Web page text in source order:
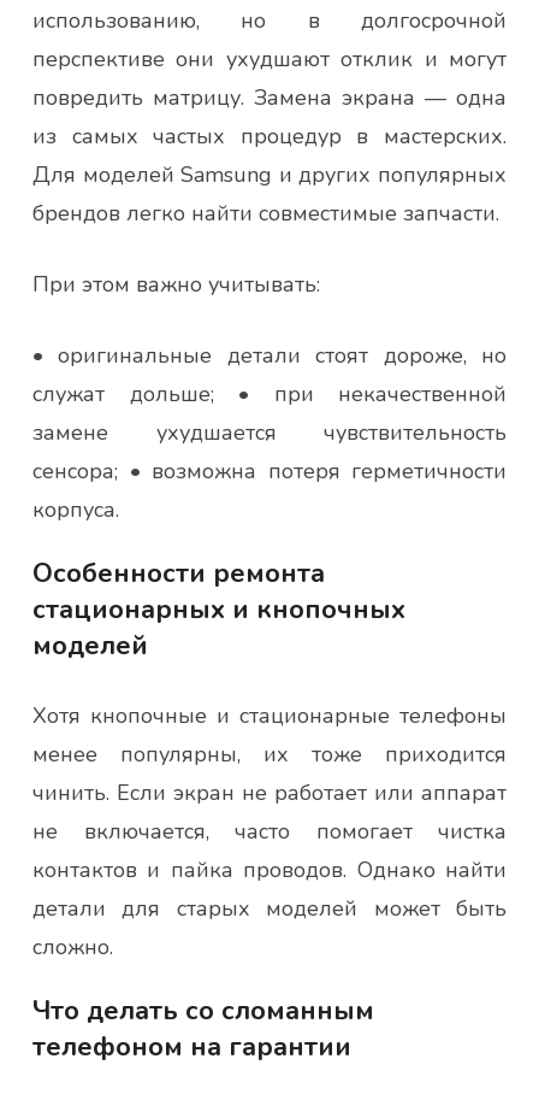
использованию, но в долгосрочной
перспективе они ухудшают отклик и могут
повредить матрицу. Замена экрана — одна
из самых частых процедур в мастерских.
Для моделей Samsung и других популярных
брендов легко найти совместимые запчасти.
При этом важно учитывать:
• оригинальные детали стоят дороже, но
служат дольше; • при некачественной
замене ухудшается чувствительность
сенсора; • возможна потеря герметичности
корпуса.
Особенности ремонта
стационарных и кнопочных
моделей
Хотя кнопочные и стационарные телефоны
менее популярны, их тоже приходится
чинить. Если экран не работает или аппарат
не включается, часто помогает чистка
контактов и пайка проводов. Однако найти
детали для старых моделей может быть
сложно.
Что делать со сломанным
телефоном на гарантии